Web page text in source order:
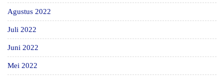
Agustus 2022
Juli 2022
Juni 2022
Mei 2022